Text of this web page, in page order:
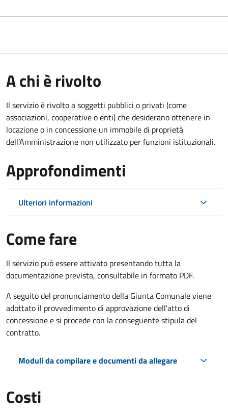
A chi è rivolto
Il servizio è rivolto a soggetti pubblici o privati (come
associazioni, cooperative o enti) che desiderano ottenere in
locazione o in concessione un immobile di proprietà
dell’Amministrazione non utilizzato per funzioni istituzionali.
Approfondimenti
Ulteriori informazioni
Come fare
Il servizio può essere attivato presentando tutta la
documentazione prevista, consultabile in formato PDF.
A seguito del pronunciamento della Giunta Comunale viene
adottato il provvedimento di approvazione dell'atto di
concessione e si procede con la conseguente stipula del
contratto.
Moduli da compilare e documenti da allegare
Costi